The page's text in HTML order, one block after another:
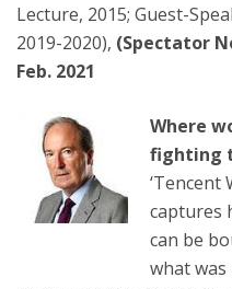
Lecture, 2015; Guest-
2019-2020), (Spectator
Feb. 2021
Where
fighting
‘Tencent
captures
can be
what